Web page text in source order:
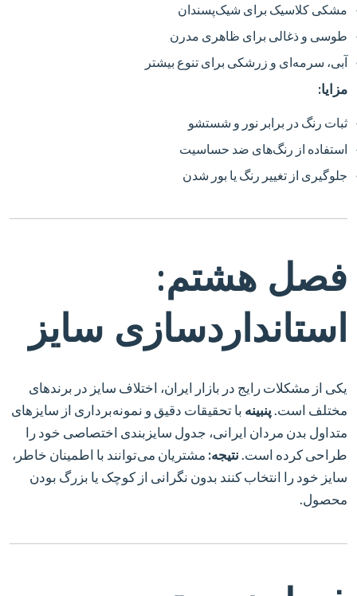
مشکی کلاسیک برای شیک‌پسندان
طوسی و ذغالی برای ظاهری مدرن
آبی، سرمه‌ای و زرشکی برای تنوع بیشتر
مزایا:
ثبات رنگ در برابر نور و شستشو
استفاده از رنگ‌های ضد حساسیت
جلوگیری از تغییر رنگ یا بور شدن
فصل هشتم:
استانداردسازی سایز
یکی از مشکلات رایج در بازار ایران، اختلاف سایز در برندهای
مختلف است.پنبینه با تحقیقات دقیق و نمونه‌برداری از سایزهای
متداول بدن مردان ایرانی، جدول سایزبندی اختصاصی خود را
طراحی کرده است.نتیجه: مشتریان می‌توانند با اطمینان خاطر،
سایز خود را انتخاب کنند بدون نگرانی از کوچک یا بزرگ بودن
محصول.